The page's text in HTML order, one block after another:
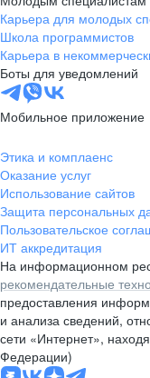
Карьера для молодых
Школа программистов
Карьера в
Боты для уведомлений
Мобильное приложение
Этика и комплаенс
Оказание услуг
Использование сайтов
Защита персональных
Пользовательское
ИТ аккредитация
На информационном
рекомендательные
предоставления
и анализа сведений,
сети «Интернет»,
Федерации)